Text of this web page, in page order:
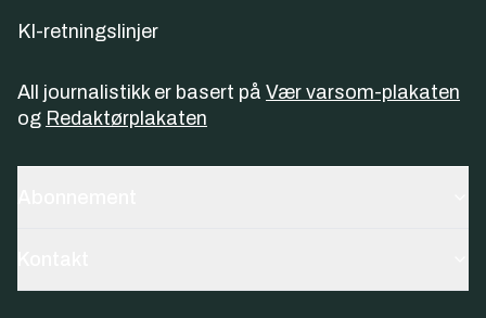
KI-retningslinjer
All journalistikk er basert på Vær varsom-plakaten
og Redaktørplakaten